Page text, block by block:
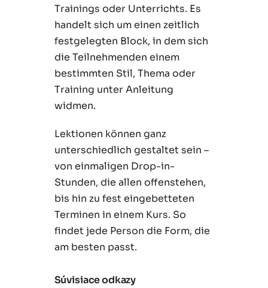
Trainings oder Unterrichts. Es
handelt sich um einen zeitlich
festgelegten Block, in dem sich
die Teilnehmenden einem
bestimmten Stil, Thema oder
Training unter Anleitung
widmen.
Lektionen können ganz
unterschiedlich gestaltet sein –
von einmaligen Drop-in-
Stunden, die allen offenstehen,
bis hin zu fest eingebetteten
Terminen in einem Kurs. So
findet jede Person die Form, die
am besten passt.
Súvisiace odkazy